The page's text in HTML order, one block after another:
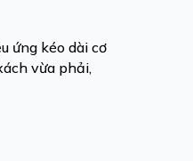
ứng kéo dài cơ
vừa phải,